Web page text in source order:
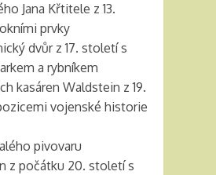
Jana Křtitele z 13.
prvky
dvůr z 17. století s
a rybníkem
kasáren Waldstein z 19.
vojenské historie
pivovaru
z počátku 20. století s